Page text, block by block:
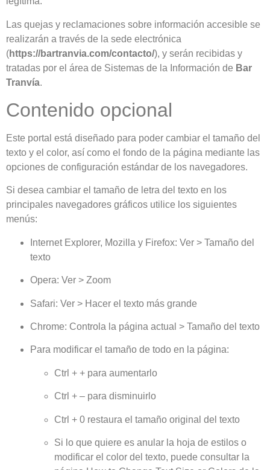
Las quejas y reclamaciones sobre información accesible se
realizarán a través de la sede electrónica
(https://bartranvia.com/contacto/), y serán recibidas y
tratadas por el área de Sistemas de la Información de Bar
Tranvía.
Contenido opcional
Este portal está diseñado para poder cambiar el tamaño del
texto y el color, así como el fondo de la página mediante las
opciones de configuración estándar de los navegadores.
Si desea cambiar el tamaño de letra del texto en los
principales navegadores gráficos utilice los siguientes
menús:
Internet Explorer, Mozilla y Firefox: Ver > Tamaño del
texto
Opera: Ver > Zoom
Safari: Ver > Hacer el texto más grande
Chrome: Controla la página actual > Tamaño del texto
Para modificar el tamaño de todo en la página:
Ctrl + + para aumentarlo
Ctrl + – para disminuirlo
Ctrl + 0 restaura el tamaño original del texto
Si lo que quiere es anular la hoja de estilos o
modificar el color del texto, puede consultar la